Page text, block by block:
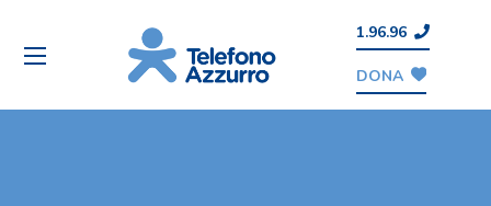
1.96.96
DONA